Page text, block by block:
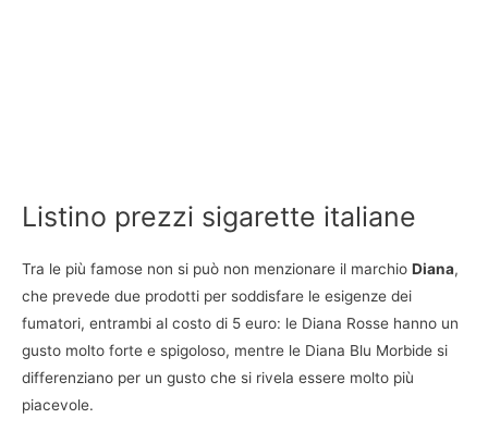
Listino prezzi sigarette italiane
Tra le più famose non si può non menzionare il marchio Diana,
che prevede due prodotti per soddisfare le esigenze dei
fumatori, entrambi al costo di 5 euro: le Diana Rosse hanno un
gusto molto forte e spigoloso, mentre le Diana Blu Morbide si
differenziano per un gusto che si rivela essere molto più
piacevole.